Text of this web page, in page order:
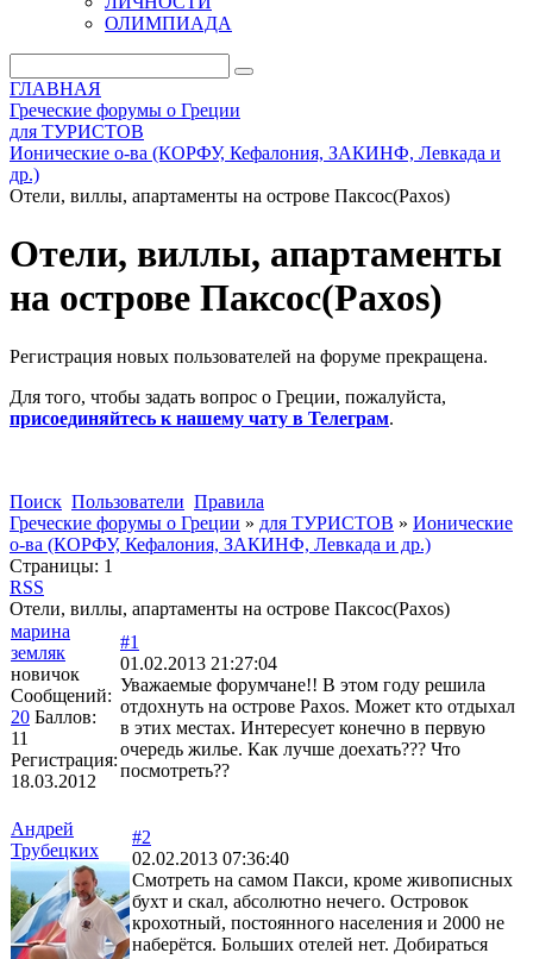
ОЛИМПИАДА
ГЛАВНАЯ
Греческие форумы о Греции
для ТУРИСТОВ
Ионические о-ва (КОРФУ, Кефалония, ЗАКИНФ, Левкада и
др.)
Отели, виллы, апартаменты на острове Паксос(Paxos)
Отели, виллы, апартаменты
на острове Паксос(Paxos)
Регистрация новых пользователей на форуме прекращена.
Для того, чтобы задать вопрос о Греции, пожалуйста,
присоединяйтесь к нашему чату в Телеграм.
Поиск Пользователи Правила
Греческие форумы о Греции » для ТУРИСТОВ » Ионические
о-ва (КОРФУ, Кефалония, ЗАКИНФ, Левкада и др.)
Страницы: 1
RSS
Отели, виллы, апартаменты на острове Паксос(Paxos)
марина
земляк
новичок
Сообщений:
20 Баллов:
11
Регистрация:
18.03.2012
#1
01.02.2013 21:27:04
Уважаемые форумчане!! В этом году решила
отдохнуть на острове Paxos. Может кто отдыхал
в этих местах. Интересует конечно в первую
очередь жилье. Как лучше доехать??? Что
посмотреть??
Андрей
Трубецких
#2
02.02.2013 07:36:40
Смотреть на самом Пакси, кроме живописных
бухт и скал, абсолютно нечего. Островок
крохотный, постоянного населения и 2000 не
наберётся. Больших отелей нет. Добираться